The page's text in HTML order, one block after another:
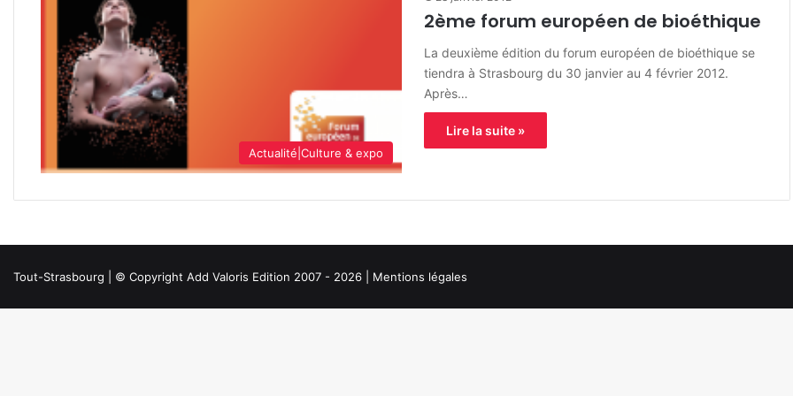
Actualité|Culture & expo
2ème forum européen de bioéthique
La deuxième édition du forum européen de bioéthique se
tiendra à Strasbourg du 30 janvier au 4 février 2012.
Après…
Lire la suite »
Tout-Strasbourg | © Copyright Add Valoris Edition 2007 - 2026 | Mentions légales